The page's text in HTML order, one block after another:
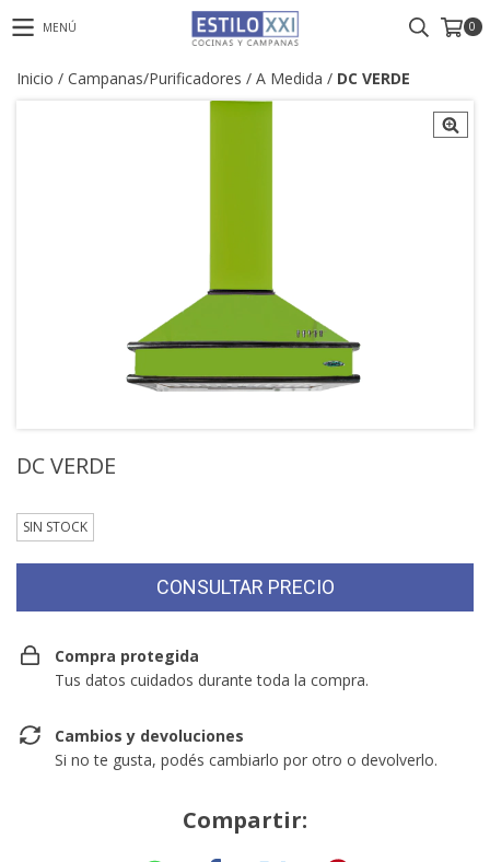
MENÚ 0
Inicio / Campanas/Purificadores / A Medida / DC VERDE
DC VERDE
SIN STOCK
Compra protegida
Tus datos cuidados durante toda la compra.
Cambios y devoluciones
Si no te gusta, podés cambiarlo por otro o devolverlo.
Compartir: